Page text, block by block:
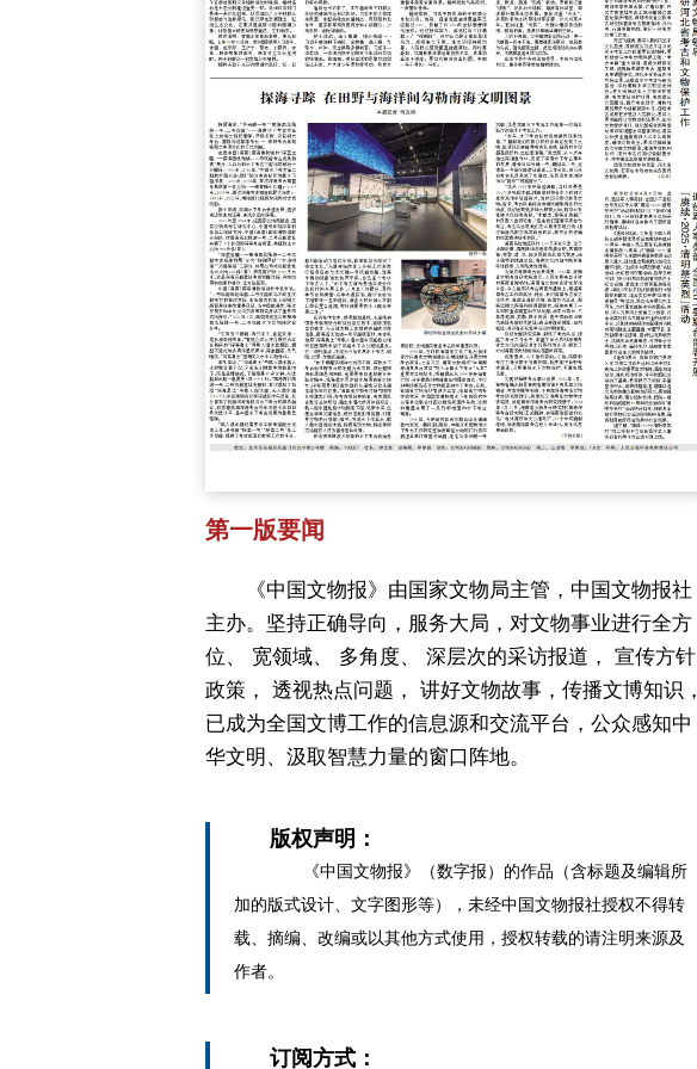
第一版要闻
《中国文物报》由国家文物局主管，中国文物报社
主办。坚持正确导向，服务大局，对文物事业进行全方
位、 宽领域、 多角度、 深层次的采访报道， 宣传方针
政策， 透视热点问题， 讲好文物故事，传播文博知识，
已成为全国文博工作的信息源和交流平台，公众感知中
华文明、汲取智慧力量的窗口阵地。
版权声明：
《中国文物报》（数字报）的作品（含标题及编辑所
加的版式设计、文字图形等），未经中国文物报社授权不得转
载、摘编、改编或以其他方式使用，授权转载的请注明来源及
作者。
订阅方式：